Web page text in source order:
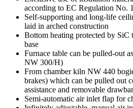
according to EC Regulation No.
Self-supporting and long-life
laid in arched construction
Bottom heating protected by SiC
base
Furnace table can be pulled-out
NW 300/H)
From chamber kiln NW 440
brakes) which can be pulled out
assistance and removable
Semi-automatic air inlet flap for